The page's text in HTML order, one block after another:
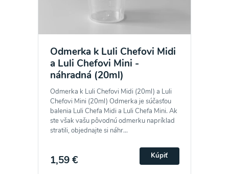
Odmerka k Luli Chefovi Midi
a Luli Chefovi Mini -
náhradná (20ml)
Odmerka k Luli Chefovi Midi (20ml) a Luli
Chefovi Mini (20ml) Odmerka je súčasťou
balenia Luli Chefa Midi a Luli Chefa Mini. Ak
ste však vašu pôvodnú odmerku napríklad
stratili, objednajte si náhr...
1,59 € Kúpiť